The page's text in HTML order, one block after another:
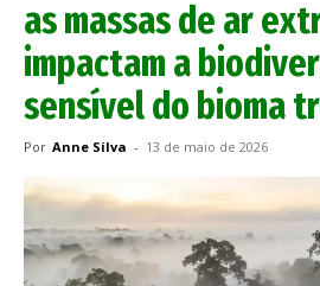
as massas de ar
impactam a
sensível do bioma
Por Anne Silva - 13 de maio de 2026